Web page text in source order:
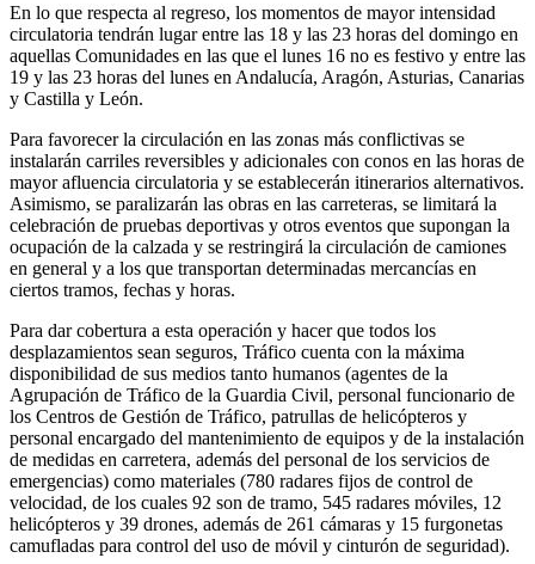
En lo que respecta al regreso, los momentos de mayor intensidad
circulatoria tendrán lugar entre las 18 y las 23 horas del domingo en
aquellas Comunidades en las que el lunes 16 no es festivo y entre las
19 y las 23 horas del lunes en Andalucía, Aragón, Asturias, Canarias
y Castilla y León.
Para favorecer la circulación en las zonas más conflictivas se
instalarán carriles reversibles y adicionales con conos en las horas de
mayor afluencia circulatoria y se establecerán itinerarios alternativos.
Asimismo, se paralizarán las obras en las carreteras, se limitará la
celebración de pruebas deportivas y otros eventos que supongan la
ocupación de la calzada y se restringirá la circulación de camiones
en general y a los que transportan determinadas mercancías en
ciertos tramos, fechas y horas.
Para dar cobertura a esta operación y hacer que todos los
desplazamientos sean seguros, Tráfico cuenta con la máxima
disponibilidad de sus medios tanto humanos (agentes de la
Agrupación de Tráfico de la Guardia Civil, personal funcionario de
los Centros de Gestión de Tráfico, patrullas de helicópteros y
personal encargado del mantenimiento de equipos y de la instalación
de medidas en carretera, además del personal de los servicios de
emergencias) como materiales (780 radares fijos de control de
velocidad, de los cuales 92 son de tramo, 545 radares móviles, 12
helicópteros y 39 drones, además de 261 cámaras y 15 furgonetas
camufladas para control del uso de móvil y cinturón de seguridad).